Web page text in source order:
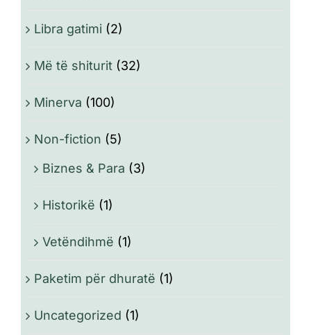
Libra gatimi (2)
Më të shiturit (32)
Minerva (100)
Non-fiction (5)
Biznes & Para (3)
Historikë (1)
Vetëndihmë (1)
Paketim për dhuratë (1)
Uncategorized (1)